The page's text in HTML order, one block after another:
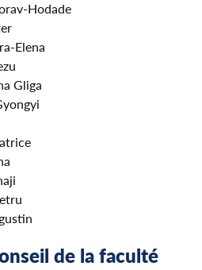
Hodade
Elena
Gliga
de la faculté